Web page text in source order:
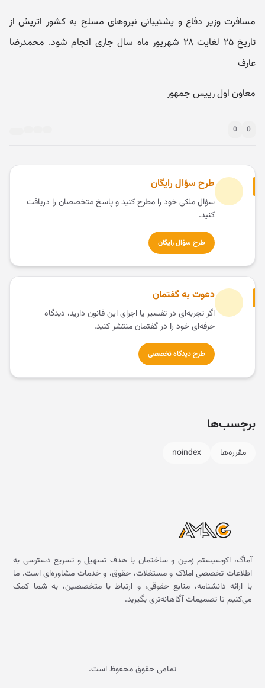
مسافرت وزیر دفاع و پشتیبانی نیروهای مسلح به کشور اتریش از
تاریخ ۲۵ لغایت ۲۸ شهریور ماه سال جاری انجام شود. محمدرضا
عارف
معاون اول رییس جمهور
0
0
طرح سؤال رایگان
سؤال ملکی خود را مطرح کنید و پاسخ متخصصان را دریافت
کنید.
طرح سؤال رایگان
دعوت به گفتمان
اگر تجربه‌ای در تفسیر یا اجرای این قانون دارید، دیدگاه
حرفه‌ای خود را در گفتمان منتشر کنید.
طرح دیدگاه تخصصی
برچسب‌ها
مقرره‌ها noindex
آماگ، اکوسیستم زمین و ساختمان با هدف تسهیل و تسریع دسترسی به
اطلاعات تخصصی املاک و مستغلات، حقوق، و خدمات مشاوره‌ای است. ما
با ارائه دانشنامه، منابع حقوقی، و ارتباط با متخصصین، به شما کمک
می‌کنیم تا تصمیمات آگاهانه‌تری بگیرید.
تمامی حقوق محفوظ است.